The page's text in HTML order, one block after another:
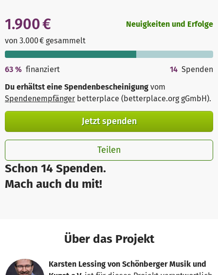
Schon 14 Spenden.
Mach auch du mit!
1.900 €
von 3.000 € gesammelt
Neuigkeiten und Erfolge
63 % finanziert 14 Spenden
Du erhältst eine Spendenbescheinigung vom
Spendenempfänger betterplace (betterplace.org gGmbH).
Jetzt spenden
Teilen
Über das Projekt
Karsten Lessing von Schönberger Musik und